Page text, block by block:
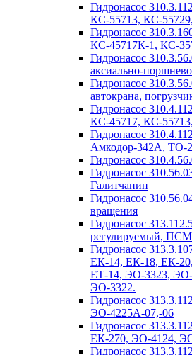
Гидронасос
КС-55713, КС-
Гидронасос
КС-45717К-1, КС-
Гидронасос
аксиально-
Гидронасос
автокрана,
Гидронасос
КС-45717, КС-
Гидронасос
Амкодор-342А, ТО-
Гидронасос
Гидронасос
Галитчанин
Гидронасос
вращения
Гидронасос
регулируемый, ПСМ
Гидронасос
ЕК-14, ЕК-18, ЕК-
ЕТ-14, ЭО-3323,
ЭО-3322.
Гидронасос
ЭО-4225А-07,-06
Гидронасос
ЕК-270, ЭО-4124,
Гидронасос